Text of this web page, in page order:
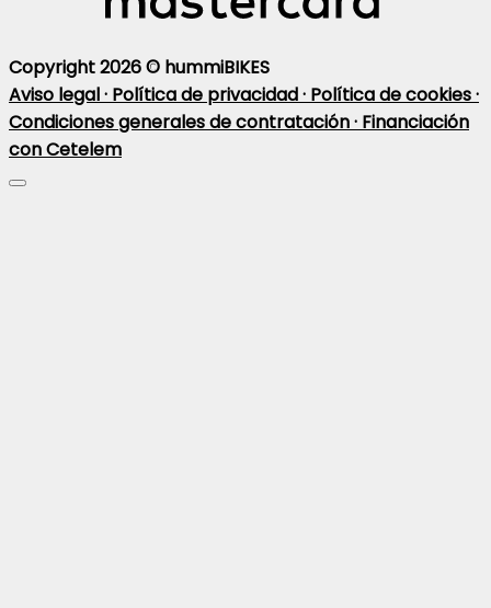
Copyright 2026 © hummiBIKES
Aviso legal · Política de privacidad · Política de cookies ·
Condiciones generales de contratación · Financiación
con Cetelem